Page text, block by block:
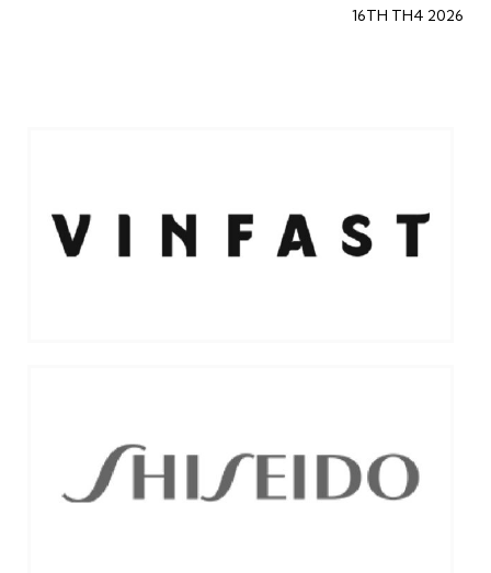
16TH TH4 2026